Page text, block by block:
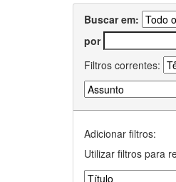
Buscar em:
por
Filtros correntes:
Adicionar filtros:
Utilizar filtros para